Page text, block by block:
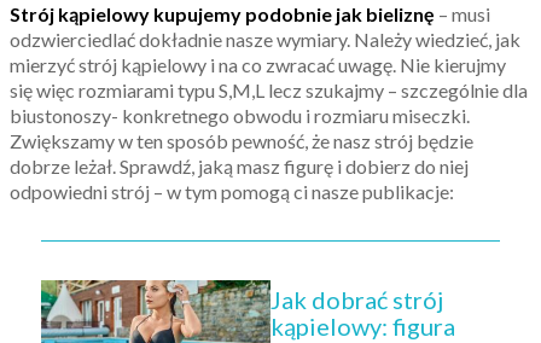
Strój kąpielowy kupujemy podobnie jak bieliznę – musi
odzwierciedlać dokładnie nasze wymiary. Należy wiedzieć, jak
mierzyć strój kąpielowy i na co zwracać uwagę. Nie kierujmy
się więc rozmiarami typu S,M,L lecz szukajmy – szczególnie dla
biustonoszy- konkretnego obwodu i rozmiaru miseczki.
Zwiększamy w ten sposób pewność, że nasz strój będzie
dobrze leżał. Sprawdź, jaką masz figurę i dobierz do niej
odpowiedni strój – w tym pomogą ci nasze publikacje:
Jak dobrać strój
kąpielowy: figura